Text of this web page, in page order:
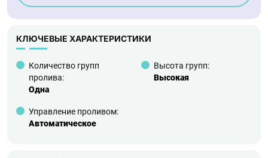
КЛЮЧЕВЫЕ ХАРАКТЕРИСТИКИ
Количество групп
пролива:
Одна
Высота групп:
Высокая
Управление проливом:
Автоматическое